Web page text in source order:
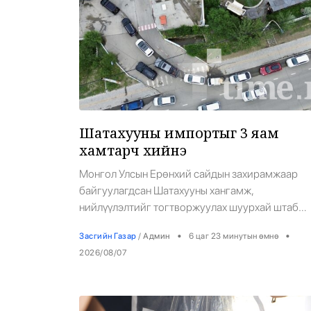
Шатахууны импортыг 3 яам
хамтарч хийнэ
Монгол Улсын Ерөнхий сайдын захирамжаар
байгуулагдсан Шатахууны хангамж,
нийлүүлэлтийг тогтворжуулах шуурхай штаб
/2026.08.06/ хурлаар холбогдох газрууд ажлын
үр дүнгээ танилцуулж, үүрэг чиглэл өглөө.
тухайн өдрөө дахин оочирлосон байна.
Засгийн Газар / Админ • 6 цаг 23 минутын өмнө •
2026/08/07